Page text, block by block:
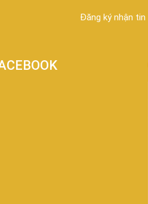
Đăng ký nhận tin